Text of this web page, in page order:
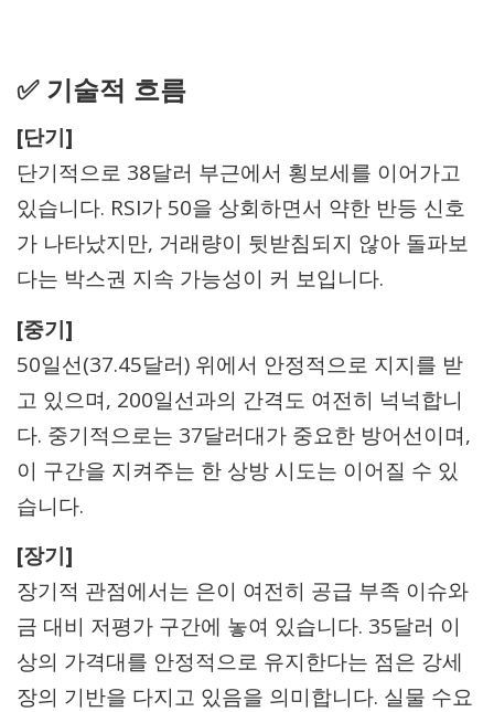
✅ 기술적 흐름
[단기]
단기적으로 38달러 부근에서 횡보세를 이어가고
있습니다. RSI가 50을 상회하면서 약한 반등 신호
가 나타났지만, 거래량이 뒷받침되지 않아 돌파보
다는 박스권 지속 가능성이 커 보입니다.
[중기]
50일선(37.45달러) 위에서 안정적으로 지지를 받
고 있으며, 200일선과의 간격도 여전히 넉넉합니
다. 중기적으로는 37달러대가 중요한 방어선이며,
이 구간을 지켜주는 한 상방 시도는 이어질 수 있
습니다.
[장기]
장기적 관점에서는 은이 여전히 공급 부족 이슈와
금 대비 저평가 구간에 놓여 있습니다. 35달러 이
상의 가격대를 안정적으로 유지한다는 점은 강세
장의 기반을 다지고 있음을 의미합니다. 실물 수요